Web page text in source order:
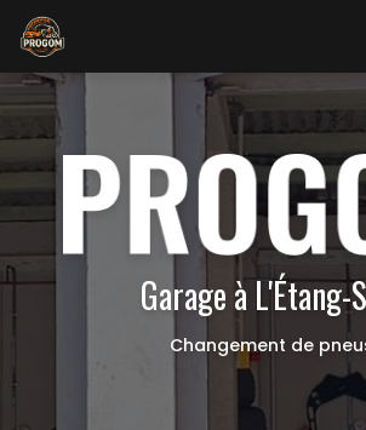
au
contenu
principal
Garage à L'Étang-
Changement de